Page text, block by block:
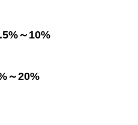
～10%
～20%